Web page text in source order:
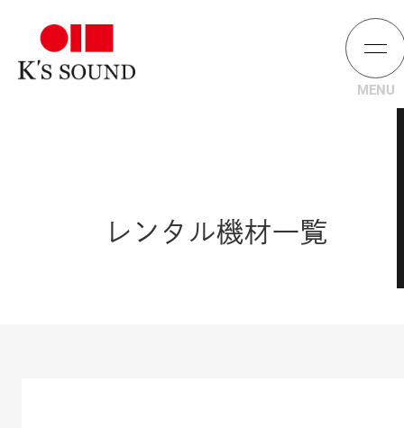
レンタル機材一覧